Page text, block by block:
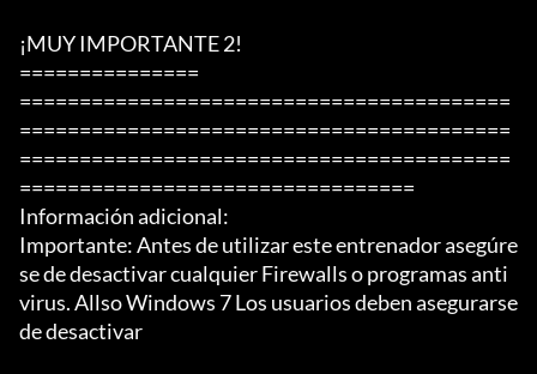
¡MUY IMPORTANTE 2!
===============
=========================================
=========================================
=========================================
=================================
Información adicional:
Importante: Antes de utilizar este entrenador asegúre
se de desactivar cualquier Firewalls o programas anti
virus. Allso Windows 7 Los usuarios deben asegurarse
de desactivar